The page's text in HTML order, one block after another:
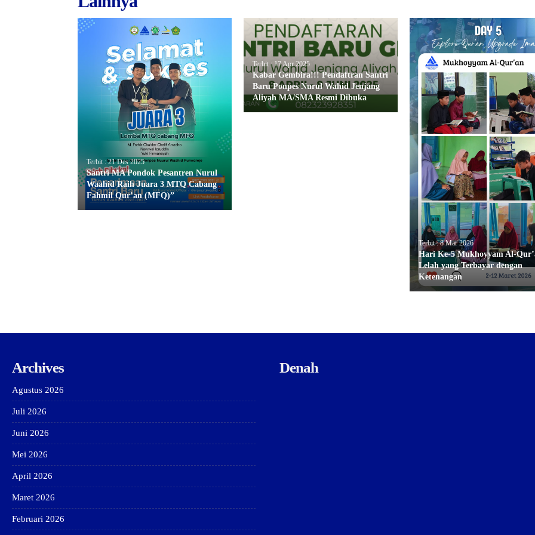
Terbit : 21 Des 2025
Santri MA Pondok Pesantren Nurul
Waahid Raih Juara 3 MTQ Cabang
Fahmil Qur’an (MFQ)”
Terbit : 17 Apr 2025
Kabar Gembira!!! Pendaftran Santri
Baru Ponpes Nurul Wahid Jenjang
Aliyah MA/SMA Resmi Dibuka
Terbit : 8 Mar 2026
Hari Ke-5 Mukhoyyam Al-
Lelah yang Terbayar dengan
Ketenangan
Archives
Agustus 2026
Juli 2026
Juni 2026
Mei 2026
April 2026
Maret 2026
Februari 2026
Denah